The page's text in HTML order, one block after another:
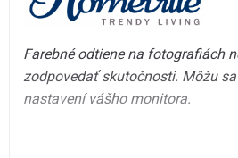
Farebné odtiene na fotografiách
zodpovedať skutočnosti. Môžu
nastavení vášho monitora.